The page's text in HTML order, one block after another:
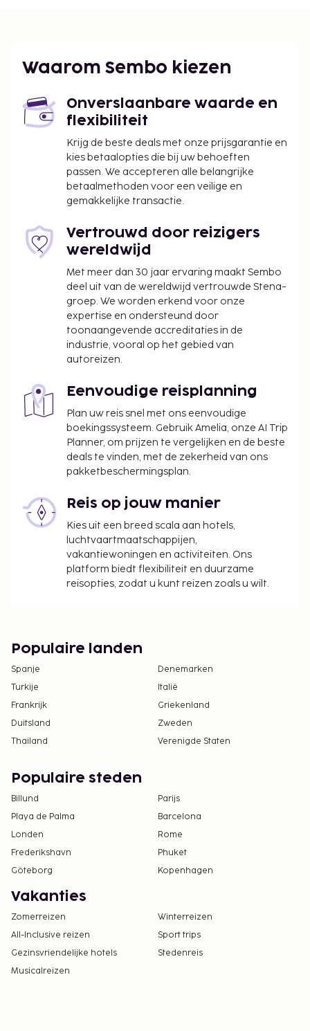
De volgende kosten dienen bij de accommodatie te
toepasselijke belastingen zijn:
Schadeborg: EUR 100 per verblijf
Er wordt een stadsbelasting door de stad geïnd
en bij de accommodatie in rekening gebracht.
Deze belasting wordt per seizoen aangepast en
geldt mogelijk niet het hele jaar lang. Er gelden
mogelijk ook andere uitzonderingen en
op met de accommodatie via de
contactgegevens in de boekingsbevestiging.
De stad heft de volgende belasting: van 1
oktober tot 30 april betaal je EUR 0.00 per
persoon, per nacht, voor maximaal 10 nachten.
Deze belasting geldt niet voor kinderen jonger
dan 4 jaar.
De stad heft de volgende belasting: van 1 mei
persoon, per nacht, voor maximaal 10 nachten.
Deze belasting geldt niet voor kinderen jonger
dan 4 jaar.
We hebben alle kosten vermeld die de
accommodatie aan ons heeft doorgegeven.
accommodatie, per verblijf
Assistentiedieren zijn vrijgesteld van toeslagen
Deze lijst is mogelijk niet volledig. Toeslagen en
borgsommen zijn mogelijk excl. btw en kunnen
of paspoort te laten zien.
Wegens de nationale wetgeving mogen
contante betalingen bij deze accommodatie
het bedrag van EUR 5000 niet overschrijden.
Neem voor meer informatie contact op met de
Waarom Sembo kiezen
Onverslaanbare waarde en
flexibiliteit
Krijg de beste deals met onze prijsgarantie en
kies betaalopties die bij uw behoeften
passen. We accepteren alle belangrijke
betaalmethoden voor een veilige en
gemakkelijke transactie.
Vertrouwd door reizigers
wereldwijd
Met meer dan 30 jaar ervaring maakt Sembo
deel uit van de wereldwijd vertrouwde Stena-
groep. We worden erkend voor onze
expertise en ondersteund door
toonaangevende accreditaties in de
industrie, vooral op het gebied van
autoreizen.
Eenvoudige reisplanning
Plan uw reis snel met ons eenvoudige
boekingssysteem. Gebruik Amelia, onze AI Trip
Planner, om prijzen te vergelijken en de beste
deals te vinden, met de zekerheid van ons
pakketbeschermingsplan.
Reis op jouw manier
Kies uit een breed scala aan hotels,
luchtvaartmaatschappijen,
vakantiewoningen en activiteiten. Ons
platform biedt flexibiliteit en duurzame
reisopties, zodat u kunt reizen zoals u wilt.
Populaire landen
Spanje
Denemarken
Turkije
Italië
Frankrijk
Griekenland
Duitsland
Zweden
Thailand
Verenigde Staten
Populaire steden
Billund
Parijs
Playa de Palma
Barcelona
Londen
Rome
Frederikshavn
Phuket
Göteborg
Kopenhagen
Vakanties
Zomerreizen
Winterreizen
All-Inclusive reizen
Sport trips
Gezinsvriendelijke hotels
Stedenreis
Musicalreizen